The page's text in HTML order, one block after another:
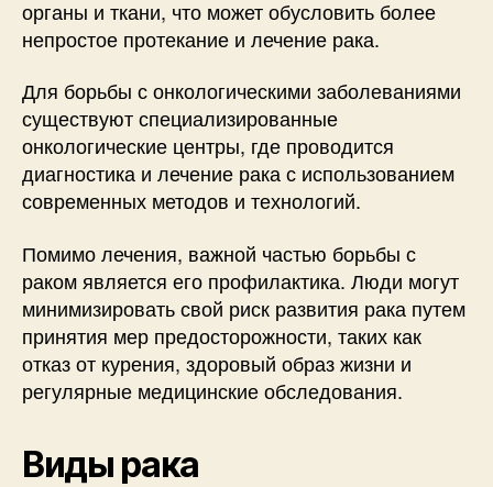
органы и ткани, что может обусловить более
непростое протекание и лечение рака.
Для борьбы с онкологическими заболеваниями
существуют специализированные
онкологические центры, где проводится
диагностика и лечение рака с использованием
современных методов и технологий.
Помимо лечения, важной частью борьбы с
раком является его профилактика. Люди могут
минимизировать свой риск развития рака путем
принятия мер предосторожности, таких как
отказ от курения, здоровый образ жизни и
регулярные медицинские обследования.
Виды рака